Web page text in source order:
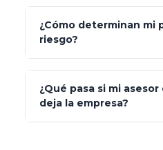
93
libres de impuestos
¿Cómo determinan mi
riesgo?
¿Qué pasa si mi
deja la empresa?